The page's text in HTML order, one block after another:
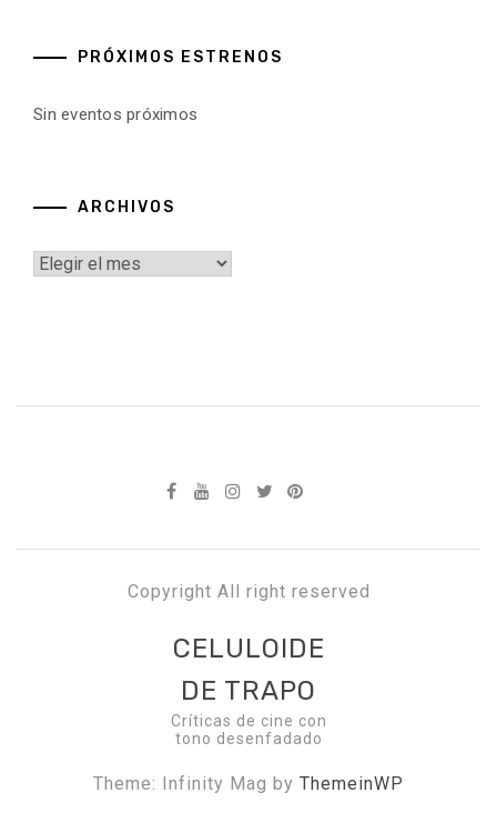
PRÓXIMOS ESTRENOS
Sin eventos próximos
ARCHIVOS
Archivos
Copyright All right reserved
CELULOIDE
DE TRAPO
Críticas de cine con
tono desenfadado
Theme: Infinity Mag by ThemeinWP